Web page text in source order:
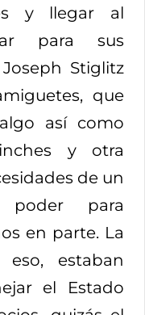
y llegar al
para sus
Stiglitz
que
así como
y otra
de un
para
en parte. La
estaban
el Estado